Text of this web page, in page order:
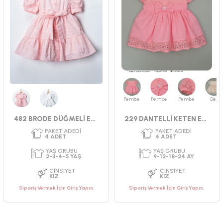
PAKET ADEDI
4ADET
YAŞ GRUBU
6-9-12-18 AY
CINSIYET
KIZ
PAKET ADEDI
4 ADET
YAŞ GRUBU
2-3-4-5 YAŞ
482 BRODE DÜĞMELİ ELBİSE
Sipariş Vermek İçin Giriş Yapın.
Pembe Pembe Pembe Bej
229 DANTELLİ KETEN ELBİSE
Sipariş Vermek İçin Giriş Yapın.